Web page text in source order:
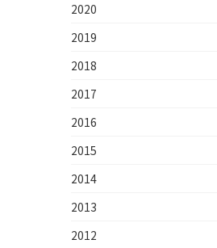
2020
2019
2018
2017
2016
2015
2014
2013
2012